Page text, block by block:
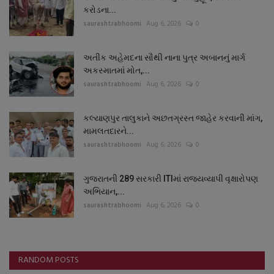
કરોડના...
saurashtrabhoomi Aug 6, 2026 0
અતીક અહેમદના સૌથી નાના પુત્ર અબાનનું માર્ગ
અકસ્માતમાં મોત,...
saurashtrabhoomi Aug 6, 2026 0
કલ્યાણપુર તાલુકાને અછતગ્રસ્ત જાહેર કરવાની માંગ,
મામલતદારને...
saurashtrabhoomi Aug 6, 2026 0
ગુજરાતની 289 સરકારી ITIમાં રાજ્યવ્યાપી વૃક્ષારોપણ
અભિયાન,...
saurashtrabhoomi Aug 6, 2026 0
RANDOM POSTS